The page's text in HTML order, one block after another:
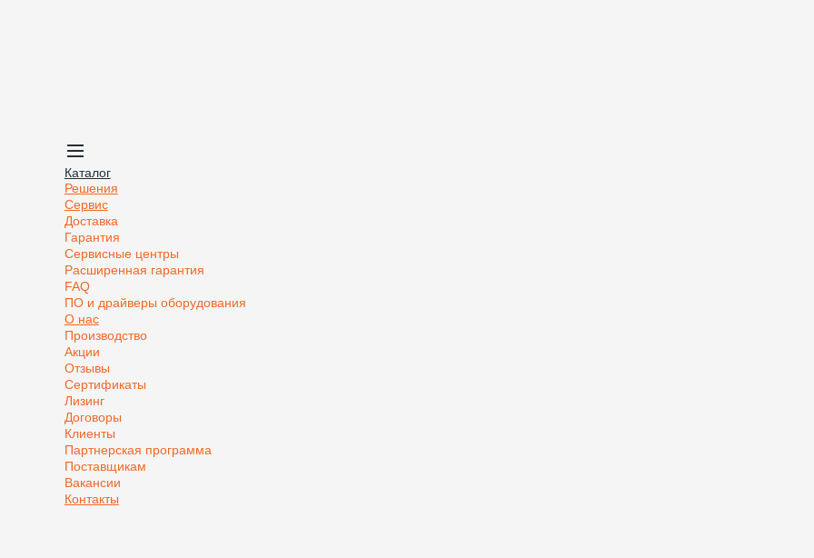
Каталог
Решения
Сервис
Доставка
Гарантия
Сервисные центры
Расширенная гарантия
FAQ
ПО и драйверы оборудования
О нас
Производство
Акции
Отзывы
Сертификаты
Лизинг
Договоры
Клиенты
Партнерская программа
Поставщикам
Вакансии
Контакты